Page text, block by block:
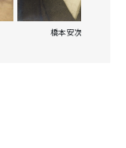
橋本安次郎